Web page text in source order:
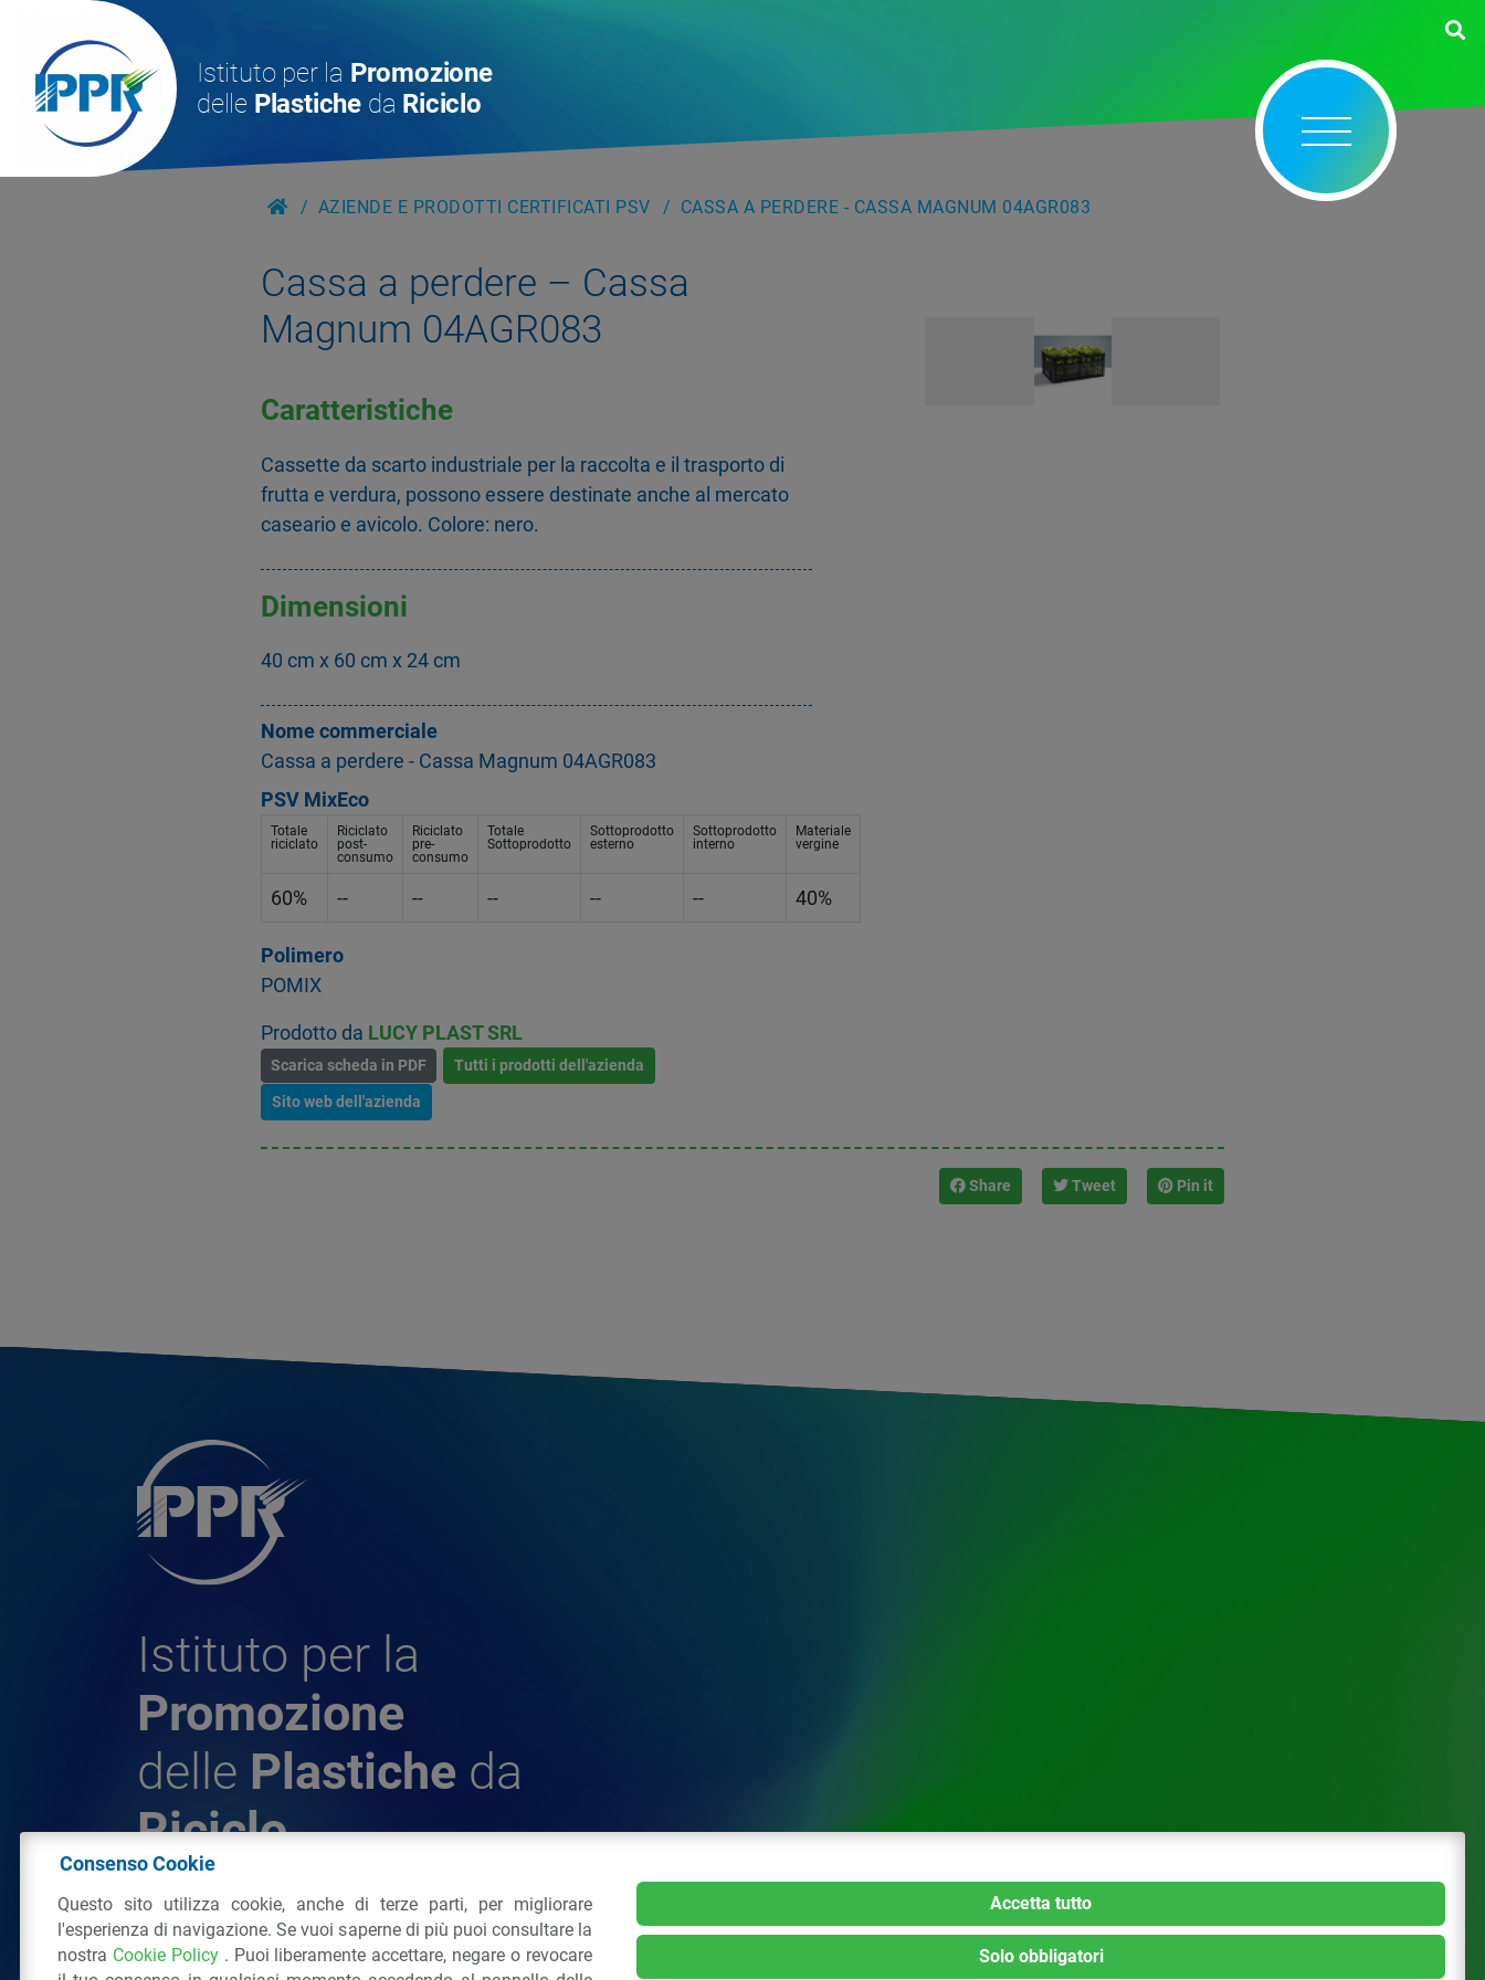
Istituto per la Promozione
delle Plastiche da Riciclo
AZIENDE E PRODOTTI CERTIFICATI PSV CASSA A PERDERE - CASSA MAGNUM 04AGR083
Cassa a perdere – Cassa
Magnum 04AGR083
Caratteristiche
Cassette da scarto industriale per la raccolta e il trasporto di
frutta e verdura, possono essere destinate anche al mercato
caseario e avicolo. Colore: nero.
Dimensioni
40 cm x 60 cm x 24 cm
Nome commerciale
Cassa a perdere - Cassa Magnum 04AGR083
PSV MixEco
Totale
riciclato
Riciclato
post-
consumo
Riciclato
pre-
consumo
Totale
Sottoprodotto
Sottoprodotto
esterno
Sottoprodotto
interno
Materiale
vergine
60% -- -- -- -- -- 40%
Polimero
POMIX
Prodotto da LUCY PLAST SRL
Scarica scheda in PDF Tutti i prodotti dell'azienda
Sito web dell'azienda
Share Tweet Pin it
Istituto per la
Promozione
delle Plastiche da
Riciclo
© 2026 - IPPR Istituto per la Promozione delle Plastiche
da Riciclo
C.F. 97381090154
Consenso Cookie
Questo sito utilizza cookie, anche di terze parti, per migliorare
l'esperienza di navigazione. Se vuoi saperne di più puoi consultare la
nostra Cookie Policy . Puoi liberamente accettare, negare o revocare
Accetta tutto
Solo obbligatori